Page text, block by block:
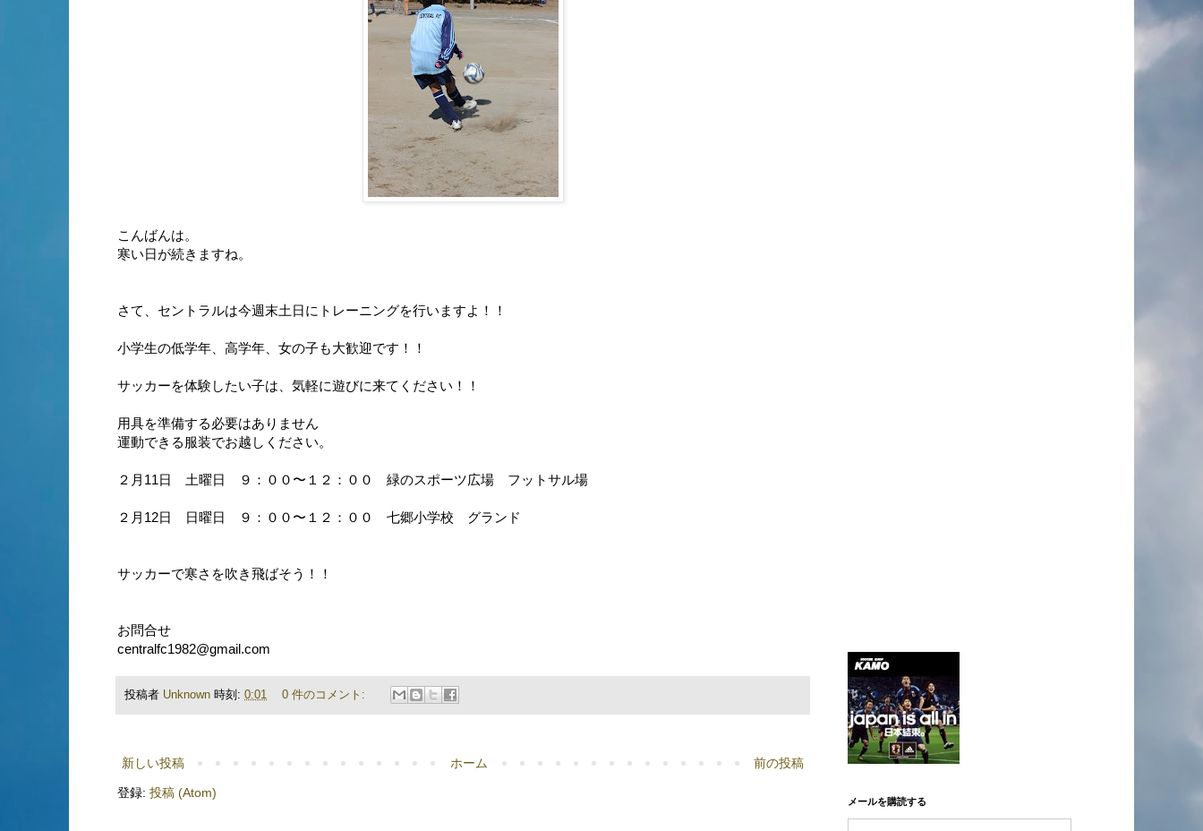
こんばんは。
寒い日が続きますね。
さて、セントラルは今週末土日にトレーニングを行いますよ！！
小学生の低学年、高学年、女の子も大歓迎です！！
サッカーを体験したい子は、気軽に遊びに来てください！！
用具を準備する必要はありません
運動できる服装でお越しください。
２月11日 土曜日 ９：００〜１２：００ 緑のスポーツ広場 フットサル場
２月12日 日曜日 ９：００〜１２：００ 七郷小学校 グランド
サッカーで寒さを吹き飛ばそう！！
お問合せ
centralfc1982@gmail.com
投稿者 Unknown 時刻: 0:01 0 件のコメント:
新しい投稿 前の投稿
ホーム
登録: 投稿 (Atom)
メールを購読する